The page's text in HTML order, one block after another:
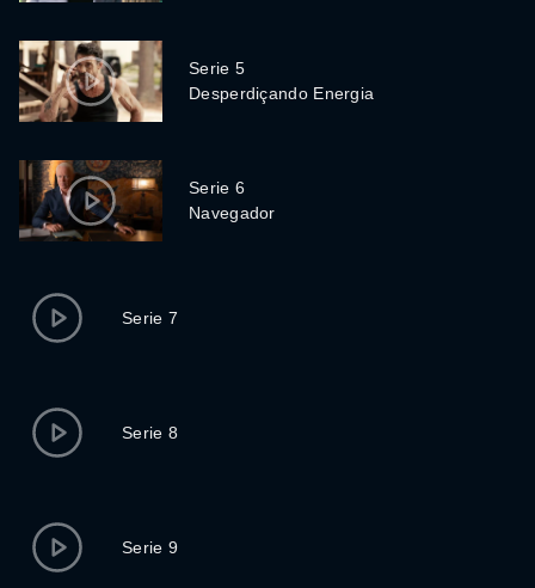
Serie 5
Desperdiçando Energia
Serie 6
Navegador
Serie 7
Serie 8
Serie 9